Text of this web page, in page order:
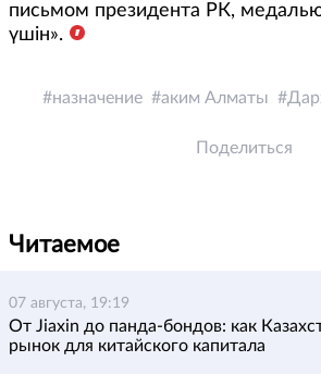
письмом президента РК, медалью
үшін».
назначение аким Алматы
Поделиться
Читаемое
07 августа, 19:19
От Jiaxin до панда-бондов: как
рынок для китайского капитала